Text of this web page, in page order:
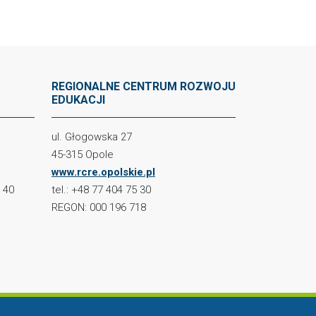
40
REGIONALNE CENTRUM ROZWOJU
EDUKACJI
ul. Głogowska 27
45-315 Opole
www.rcre.opolskie.pl
tel.: +48 77 404 75 30
REGON: 000 196 718